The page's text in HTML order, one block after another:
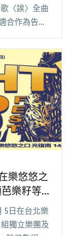
〈誒〉全曲
合作為告白
的助攻手。
行以及官方
迴新歌真情
樂悠悠之
樂籽等8
5日在台北樂
獨立樂團及